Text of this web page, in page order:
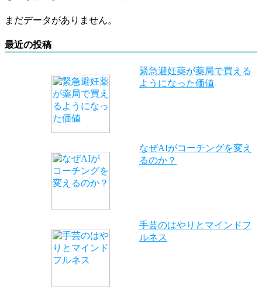
まだデータがありません。
最近の投稿
緊急避妊薬が薬局で買える
ようになった価値
なぜAIがコーチングを変え
るのか？
手芸のはやりとマインドフ
ルネス